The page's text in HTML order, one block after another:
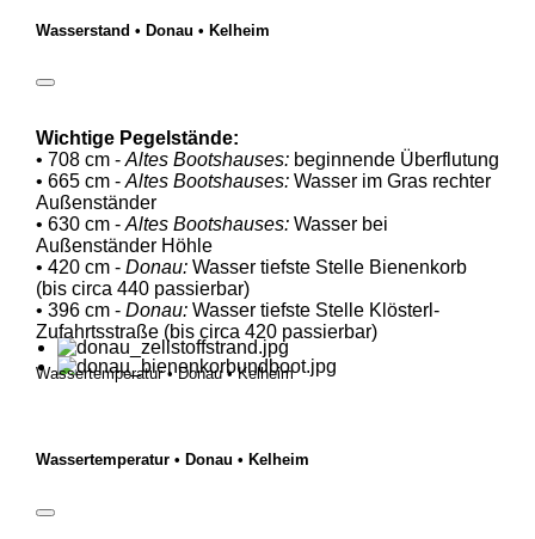
Wasserstand • Donau • Kelheim
Wichtige Pegelstände:
• 708 cm - Altes Bootshauses:beginnende Überflutung
• 665 cm - Altes Bootshauses:Wasser im Gras rechter
Außenständer
• 630 cm - Altes Bootshauses:Wasser bei
Außenständer Höhle
• 420 cm - Donau:Wasser tiefste Stelle Bienenkorb
(bis circa 440 passierbar)
• 396 cm - Donau:Wasser tiefste Stelle Klösterl-
Zufahrtsstraße (bis circa 420 passierbar)
Wassertemperatur • Donau • Kelheim
Wassertemperatur • Donau • Kelheim